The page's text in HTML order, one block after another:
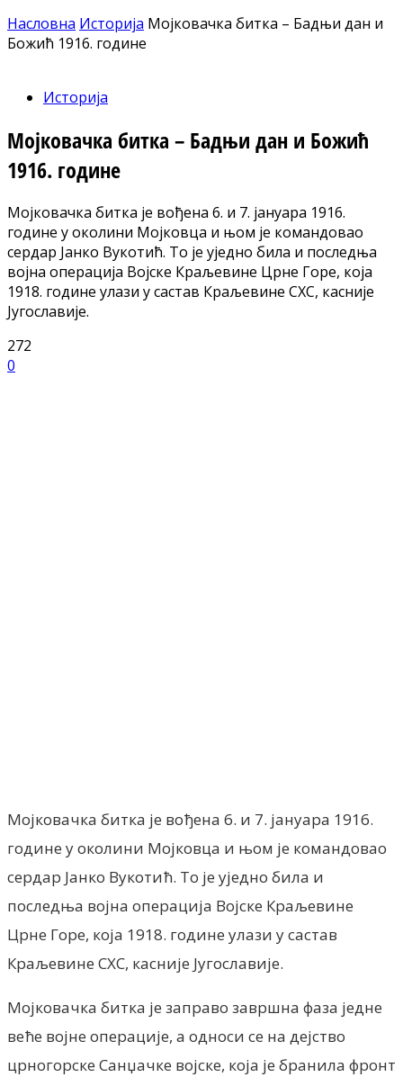
Насловна Историја Мојковачка битка – Бадњи дан и
Божић 1916. године
Историја
Мојковачка битка – Бадњи дан и Божић
1916. године
Мојковачка битка је вођена 6. и 7. јануара 1916.
године у околини Мојковца и њом је командовао
сердар Јанко Вукотић. То је уједно била и последња
војна операција Војске Краљевине Црне Горе, која
1918. године улази у састав Краљевине СХС, касније
Југославије.
272
0
Мојковачка битка је вођена 6. и 7. јануара 1916.
године у околини Мојковца и њом је командовао
сердар Јанко Вукотић. То је уједно била и
последња војна операција Војске Краљевине
Црне Горе, која 1918. године улази у састав
Краљевине СХС, касније Југославије.
Мојковачка битка је заправо завршна фаза једне
веће војне операције, а односи се на дејство
црногорске Санџачке војске, која је бранила фронт